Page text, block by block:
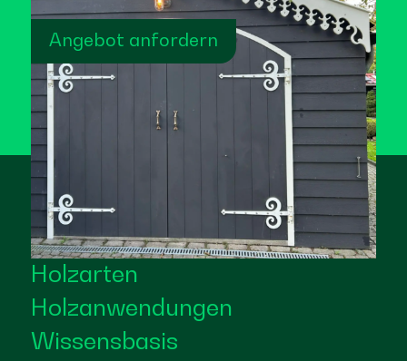
Angebot anfordern
Holzarten
Holzanwendungen
Wissensbasis